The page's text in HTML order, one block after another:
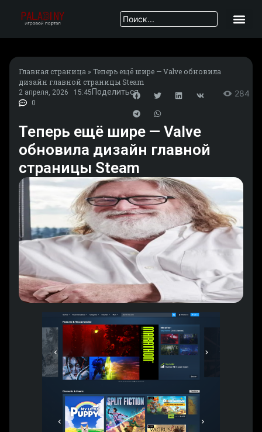
Главная страница » Теперь ещё шире — Valve обновила
дизайн главной страницы Steam
2 апреля, 2026
15:45
0
Поделиться 284
Теперь ещё шире — Valve
обновила дизайн главной
страницы Steam